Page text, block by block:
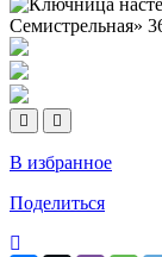
В избранное
Поделиться